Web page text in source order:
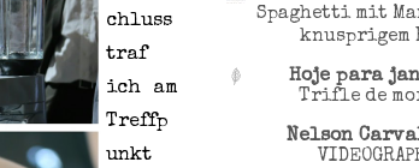
chluss
traf
ich am
Treffp
unkt
Spaghetti mit
knusprigem
Hoje para
Trifle de
Nelson